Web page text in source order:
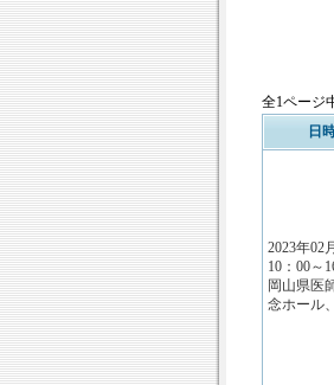
全1ページ
日
2023年02
10：00～
岡山県医
念ホール